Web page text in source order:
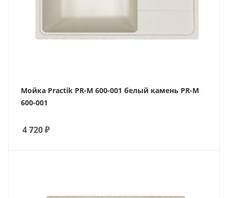
Мойка Practik PR-M 600-001 белый камень PR-M
600-001
4 720₽